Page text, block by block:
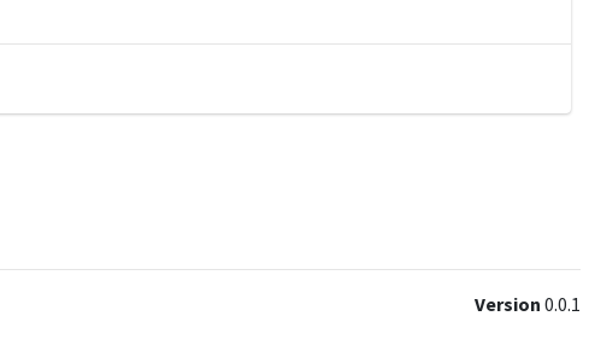
Version 0.0.1